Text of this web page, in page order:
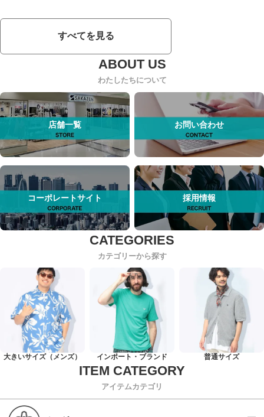
すべてを見る
わたしたちについて
店舗一覧 お問い合わせ
コーポレートサイト 採用情報
カテゴリーから探す
大きいサイズ（メンズ） インポート・ブランド 普通サイズ
アイテムカテゴリ